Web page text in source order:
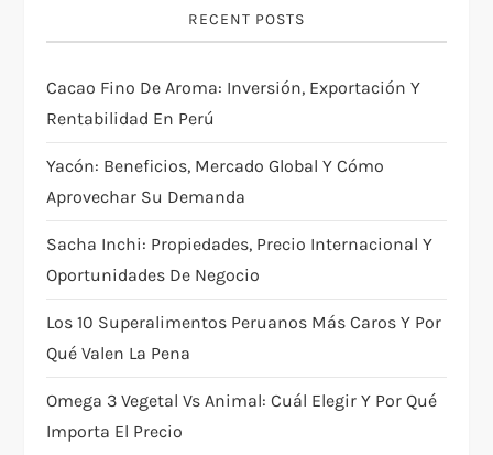
RECENT POSTS
Cacao Fino De Aroma: Inversión, Exportación Y
Rentabilidad En Perú
Yacón: Beneficios, Mercado Global Y Cómo
Aprovechar Su Demanda
Sacha Inchi: Propiedades, Precio Internacional Y
Oportunidades De Negocio
Los 10 Superalimentos Peruanos Más Caros Y Por
Qué Valen La Pena
Omega 3 Vegetal Vs Animal: Cuál Elegir Y Por Qué
Importa El Precio